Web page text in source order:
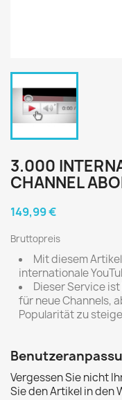
3.000
CHANNEL
149,99 €
Bruttopreis
Mit diesem
internationale
Dieser Service
für neue Channels,
Popularität zu
Vergessen Sie nicht
Sie den Artikel in den